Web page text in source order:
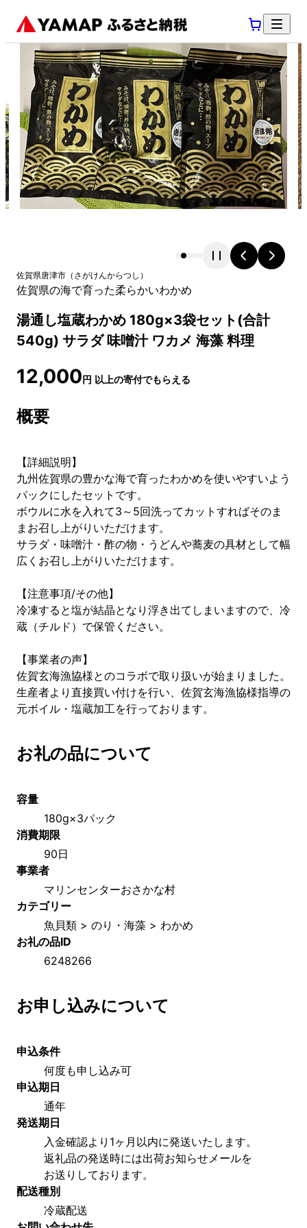
佐賀県唐津市 （ さがけんからつし ）
佐賀県の海で育った柔らかいわかめ
湯通し塩蔵わかめ 180g×3袋セット(合計
540g) サラダ 味噌汁 ワカメ 海藻 料理
12,000円 以上の寄付でもらえる
概要
【詳細説明】
九州佐賀県の豊かな海で育ったわかめを使いやすいよう
パックにしたセットです。
ボウルに水を入れて3～5回洗ってカットすればそのま
まお召し上がりいただけます。
サラダ・味噌汁・酢の物・うどんや蕎麦の具材として幅
広くお召し上がりいただけます。
【注意事項/その他】
冷凍すると塩が結晶となり浮き出てしまいますので、冷
蔵（チルド）で保管ください。
【事業者の声】
佐賀玄海漁協様とのコラボで取り扱いが始まりました。
生産者より直接買い付けを行い、佐賀玄海漁協様指導の
元ボイル・塩蔵加工を行っております。
お礼の品について
容量
180g×3パック
消費期限
90日
事業者
マリンセンターおさかな村
カテゴリー
魚貝類 > のり・海藻 > わかめ
お礼の品ID
6248266
お申し込みについて
申込条件
何度も申し込み可
申込期日
通年
発送期日
入金確認より1ヶ月以内に発送いたします。
返礼品の発送時には出荷お知らせメールを
お送りしております。
配送種別
冷蔵配送